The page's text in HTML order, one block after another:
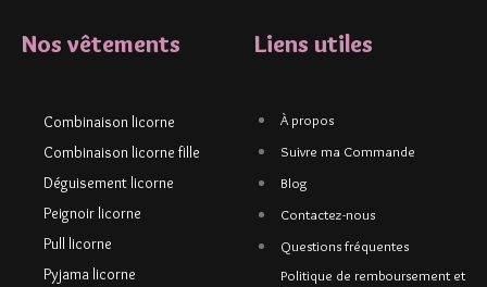
Nos vêtements
Combinaison licorne
Combinaison licorne fille
Déguisement licorne
Peignoir licorne
Pull licorne
Pyjama licorne
Liens utiles
À propos
Suivre ma Commande
Blog
Contactez-nous
Questions fréquentes
Politique de remboursement et